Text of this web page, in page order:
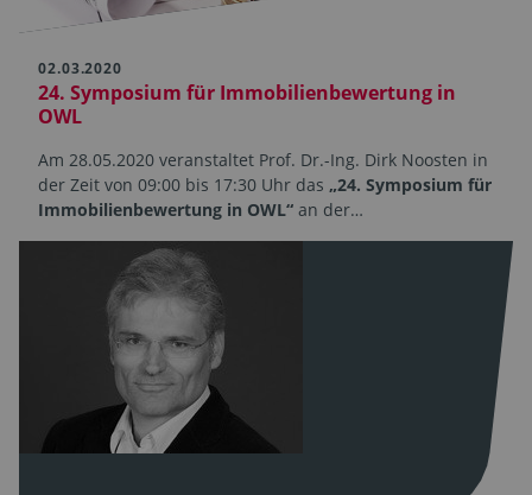
02.03.2020
24. Symposium für Immobilienbewertung in
OWL
Am 28.05.2020 veranstaltet Prof. Dr.-Ing. Dirk Noosten in
der Zeit von 09:00 bis 17:30 Uhr das „24. Symposium für
Immobilienbewertung in OWL“ an der…